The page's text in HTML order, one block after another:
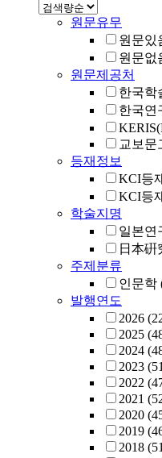
원문유무
원문있
원문없
원문제공처
한국학
한국연
교보문
등재정보
KCI등
KCI등
학술지명
일본연
日本硏
주제분류
인문학
발행연도
2026
2025
2024
2023
2022
2021
2020
2019
2018